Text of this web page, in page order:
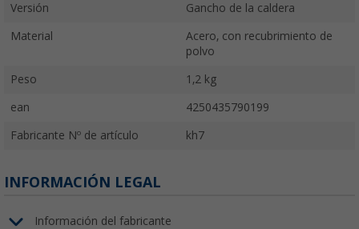
Versión Gancho de la caldera
Material
Acero, con recubrimiento de
polvo
Peso 1,2 kg
ean 4250435790199
Fabricante Nº de artículo kh7
INFORMACIÓN LEGAL
Información del fabricante